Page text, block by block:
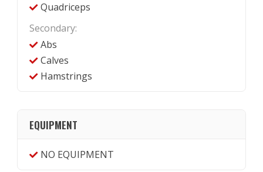
Quadriceps
Secondary:
Abs
Calves
Hamstrings
EQUIPMENT
NO EQUIPMENT